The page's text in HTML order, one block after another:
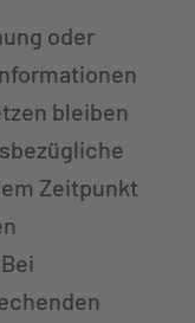
oder
bleiben
Zeitpunkt